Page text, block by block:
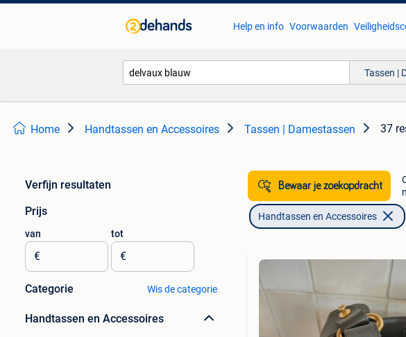
Help en info Voorwaarden
Tassen |
Home Handtassen en Accessoires Tassen | Damestassen 37
Verfijn resultaten
Prijs
van
€
tot
€
Categorie Wis de categorie
Handtassen en Accessoires
Bewaar je zoekopdracht
Handtassen en Accessoires